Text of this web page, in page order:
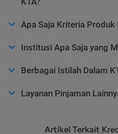
Apa Saja Kriteria Produk
Institusi Apa Saja yang
Berbagai Istilah Dalam
Layanan Pinjaman
Artikel Terkait